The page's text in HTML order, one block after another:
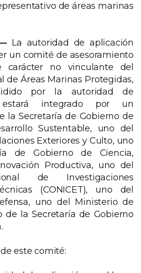
de áreas marinas
La autoridad de aplicación
un comité de asesoramiento
carácter no vinculante del
de Áreas Marinas Protegidas,
por la autoridad de
integrado por un
la Secretaría de Gobierno de
Sustentable, uno del
Exteriores y Culto, uno
de Gobierno de Ciencia,
Productiva, uno del
de Investigaciones
(CONICET), uno del
uno del Ministerio de
de la Secretaría de Gobierno
este comité: